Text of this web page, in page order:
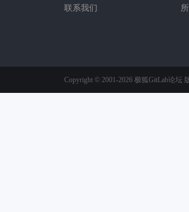
联系我们
Copyright © 2001-2026 极狐GitLab论坛